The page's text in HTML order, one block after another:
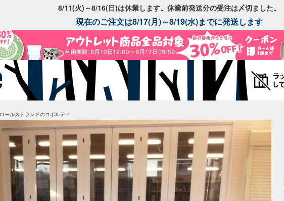
8/11(火)～8/16(日)は休業します。休業前発送分の受注は〆切ました。
現在のご注文は8/17(月)～8/19(水)までに発送します
ロールストランドのコボルティ